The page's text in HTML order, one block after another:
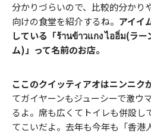
分かりづらいので、比較的分かり
向けの食堂を紹介するね。 アイイ
している「ร้านข้าวแกง ไออิ่ม(ラー
ム)」って名前のお店。
ここのクイッティアオはニンニク
てガイヤーンもジューシーで激ウ
るよ。席も広くてトイレも併設し
てこいだよ。去年も今年も「香港